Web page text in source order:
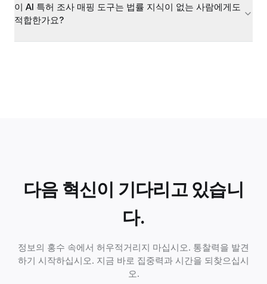
이 AI 특허 조사 매핑 도구는 법률 지식이 없는 사람에게도
적합한가요?
다음 혁신이 기다리고 있습니
다.
정보의 홍수 속에서 허우적거리지 마십시오. 통찰력을 발견
하기 시작하십시오. 지금 바로 집중력과 시간을 되찾으십시
오.